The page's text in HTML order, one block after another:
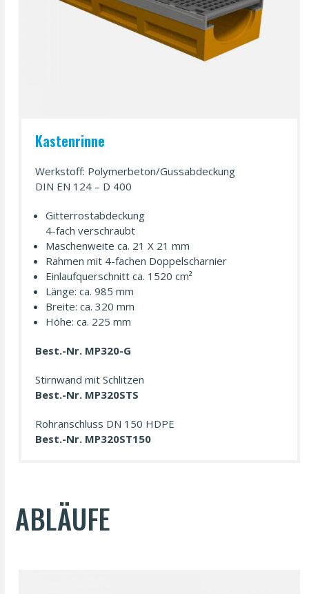
Kastenrinne
Werkstoff: Polymerbeton/​Gussabdeckung
DIN EN 124 – D 400
Gitterrostabdeckung
4-fach verschraubt
Maschenweite ca. 21 X 21 mm
Rahmen mit 4-fachen Doppelscharnier
Einlaufquerschnitt ca. 1520 cm²
Länge: ca. 985 mm
Breite: ca. 320 mm
Höhe: ca. 225 mm
Best.-Nr. MP320-G
Stirnwand mit Schlitzen
Best.-Nr. MP320STS
Rohranschluss DN 150 HDPE
Best.-Nr. MP320ST150
ABLÄUFE